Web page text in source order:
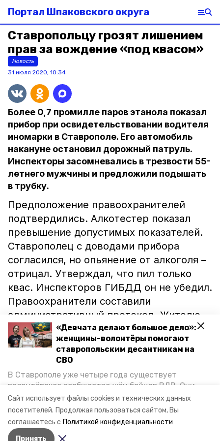
Сайт использует файлы cookies и технических данных
посетителей. Продолжая пользоваться сайтом, Вы
соглашаетесь с Политикой конфиденциальности
Принять
«Девчата делают большое дело»:
женщины-волонтёры помогают
ставропольским десантникам на
СВО
В Ставрополе уже четыре года существует
волонтёрское сообщество жён бойцов ВДВ. Они
организуют сборы вещей и продуктов для
участников спецоперации и лично отвозят всё это
на передовую. Девушки рассказали «Победе26», как
создавали добровольческий клуб и зачем проводят
Портал Шпаковского округа
Ставропольцу грозят лишением
прав за вождение «под квасом»
Новость
31 июля 2020, 10:34
Более 0,7 промилле паров этанола показал
прибор при освидетельствовании водителя
иномарки в Ставрополе. Его автомобиль
накануне остановил дорожный патруль.
Инспекторы засомневались в трезвости 55-
летнего мужчины и предложили подышать
в трубку.
Предположение правоохранителей
подтвердились. Алкотестер показал
превышение допустимых показателей.
Ставрополец с доводами прибора
согласился, но опьянение от алкоголя –
отрицал. Утверждал, что пил только
квас. Инспекторов ГИБДД он не убедил.
Правоохранители составили
административный протокол. Жителю
краевой столицы грозит лишение прав
до двух лет и крупный штраф в размере
30 тысяч рублей.
Ранее подросток без правустроилДТП
с четырьмя пострадавшими в
Михайловске.